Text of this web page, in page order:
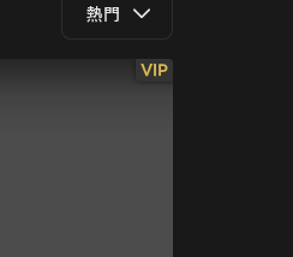
熱門
VIP